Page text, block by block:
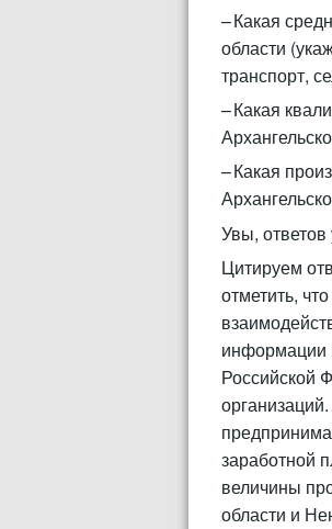
– Какая
области
транспорт,
– Какая
– Какая
Увы,
Цитируем
отметить,
информации
Российской
заработной
величины
области и